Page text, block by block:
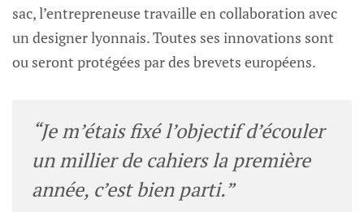
sac, l’entrepreneuse travaille en collaboration avec
un designer lyonnais. Toutes ses innovations sont
ou seront protégées par des brevets européens.
“Je m’étais fixé l’objectif d’écouler
un millier de cahiers la première
année, c’est bien parti.”